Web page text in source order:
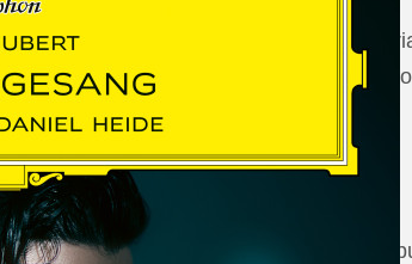
Vilabertran, Canònica de Santa
Johannes Brahms: Die schöne
www.schubertiada.cat
Salzburg, Großes Festspielhaus